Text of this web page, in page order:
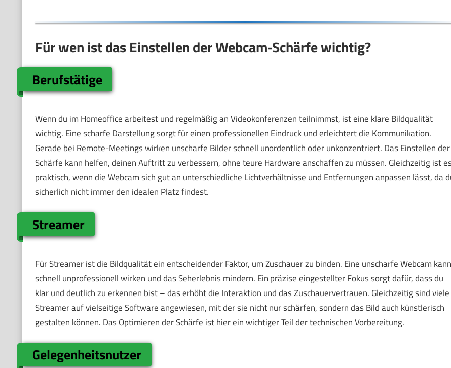
Für wen ist das Einstellen der Webcam-Schärfe wichtig?
Berufstätige
Wenn du im Homeoffice arbeitest und regelmäßig an Videokonferenzen teilnimmst, ist eine klare Bildqualität
wichtig. Eine scharfe Darstellung sorgt für einen professionellen Eindruck und erleichtert die Kommunikation.
Gerade bei Remote-Meetings wirken unscharfe Bilder schnell unordentlich oder unkonzentriert. Das Einstellen der
Schärfe kann helfen, deinen Auftritt zu verbessern, ohne teure Hardware anschaffen zu müssen. Gleichzeitig ist
praktisch, wenn die Webcam sich gut an unterschiedliche Lichtverhältnisse und Entfernungen anpassen lässt, da
sicherlich nicht immer den idealen Platz findest.
Streamer
Für Streamer ist die Bildqualität ein entscheidender Faktor, um Zuschauer zu binden. Eine unscharfe Webcam kann
schnell unprofessionell wirken und das Seherlebnis mindern. Ein präzise eingestellter Fokus sorgt dafür, dass du
klar und deutlich zu erkennen bist – das erhöht die Interaktion und das Zuschauervertrauen. Gleichzeitig sind viele
Streamer auf vielseitige Software angewiesen, mit der sie nicht nur schärfen, sondern das Bild auch künstlerisch
gestalten können. Das Optimieren der Schärfe ist hier ein wichtiger Teil der technischen Vorbereitung.
Gelegenheitsnutzer